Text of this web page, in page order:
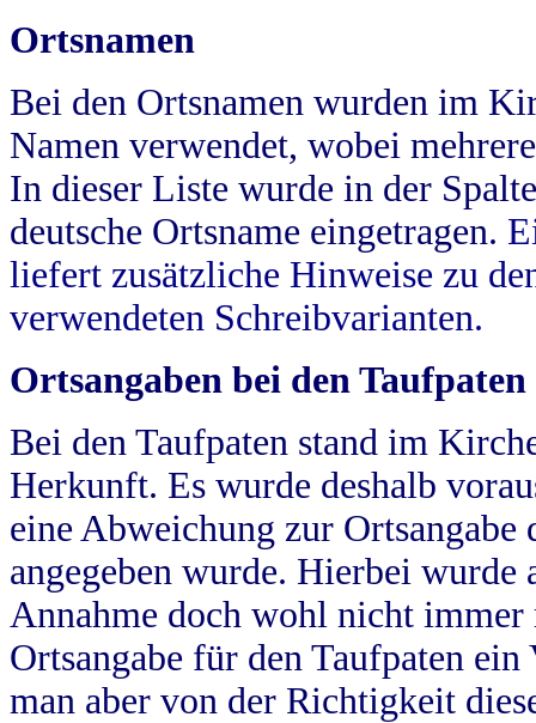
Ortsnamen
Bei den Ortsnamen wurden im
Namen verwendet, wobei
In dieser Liste wurde in der
deutsche Ortsname eingetragen.
liefert zusätzliche Hinweise zu
verwendeten Schreibvarianten.
Ortsangaben bei den Taufpaten
Bei den Taufpaten stand im
Herkunft. Es wurde deshalb
eine Abweichung zur
angegeben wurde. Hierbei wurde
Annahme doch wohl nicht
Ortsangabe für den Taufpaten
man aber von der Richtigkeit